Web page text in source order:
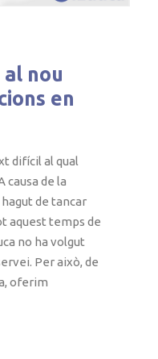
al nou
en
difícil al qual
causa de la
hagut de tancar
aquest temps de
no ha volgut
Per això, de
oferim